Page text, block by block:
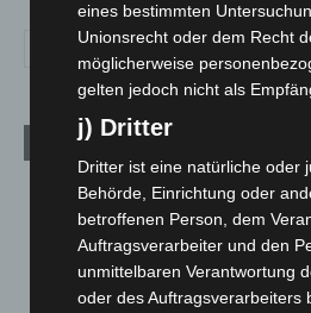
Aktuelle Beiträge
Niedersachsen: Feuerwehrkräfte
Waldbrandeinsatz aus Spanien
7. August 2026
Hannover: Erste Tigermücken-
eines bestimmten
Unionsrecht oder dem Recht
möglicherweise
gelten jedoch nicht als
j) Dritter
Dritter ist eine natürliche oder
Behörde, Einrichtung oder
betroffenen Person, dem
Auftragsverarbeiter und den
unmittelbaren Verantwortung
oder des Auftragsverarbeiters